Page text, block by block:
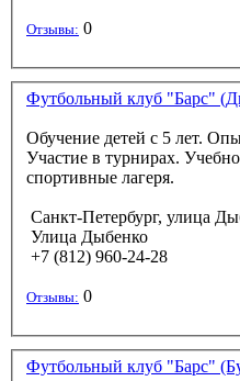
Отзывы: 0
Футбольный клуб "Барс"
Обучение детей с 5 лет.
Участие в турнирах.
спортивные лагеря.
Санкт-Петербург, улица
Улица Дыбенко
+7 (812) 960-24-28
Отзывы: 0
Футбольный клуб "Барс"